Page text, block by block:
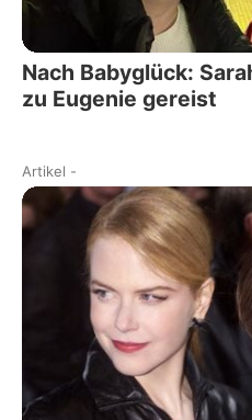
Nach Babyglück:
zu Eugenie gereist
Artikel -